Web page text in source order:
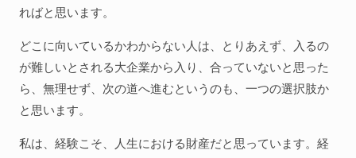
ればと思います。
どこに向いているかわからない人は、とりあえず、入るの
が難しいとされる大企業から入り、合っていないと思った
ら、無理せず、次の道へ進むというのも、一つの選択肢か
と思います。
私は、経験こそ、人生における財産だと思っています。経